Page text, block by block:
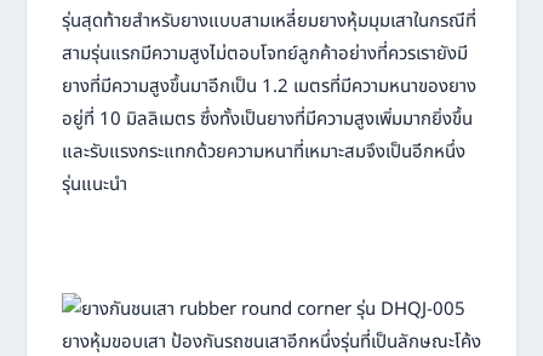
รุ่นสุดท้ายสำหรับยางแบบสามเหลี่ยมยางหุ้มมุมเสาในกรณีที่
สามรุ่นแรกมีความสูงไม่ตอบโจทย์ลูกค้าอย่างที่ควรเรายังมี
ยางที่มีความสูงขึ้นมาอีกเป็น 1.2 เมตรที่มีความหนาของยาง
อยู่ที่ 10 มิลลิเมตร ซึ่งทั้งเป็นยางที่มีความสูงเพิ่มมากยิ่งขึ้น
และรับแรงกระแทกด้วยความหนาที่เหมาะสมจึงเป็นอีกหนึ่ง
รุ่นแนะนำ
ยางหุ้มขอบเสา ป้องกันรถชนเสาอีกหนึ่งรุ่นที่เป็นลักษณะโค้ง